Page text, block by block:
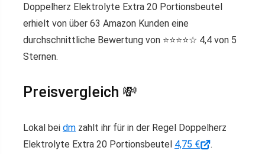
Doppelherz Elektrolyte Extra 20 Portionsbeutel
erhielt von über 63 Amazon Kunden eine
durchschnittliche Bewertung von ⭐️⭐️⭐️⭐️☆ 4,4 von 5
Sternen.
Preisvergleich 💸
Lokal bei dm zahlt ihr für in der Regel Doppelherz
Elektrolyte Extra 20 Portionsbeutel 4,75 €
.